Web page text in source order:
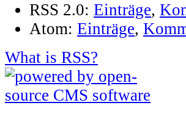
RSS 2.0: Einträge,
Atom: Einträge,
What is RSS?